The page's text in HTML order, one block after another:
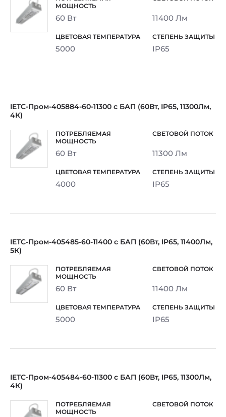
60 Вт 11400 Лм
5000 IP65
IETC-Пром-405884-60-11300 с БАП (60Вт, IP65, 11300Лм,
4К)
60 Вт 11300 Лм
4000 IP65
IETC-Пром-405485-60-11400 с БАП (60Вт, IP65, 11400Лм,
5К)
60 Вт 11400 Лм
5000 IP65
IETC-Пром-405484-60-11300 с БАП (60Вт, IP65, 11300Лм,
4К)